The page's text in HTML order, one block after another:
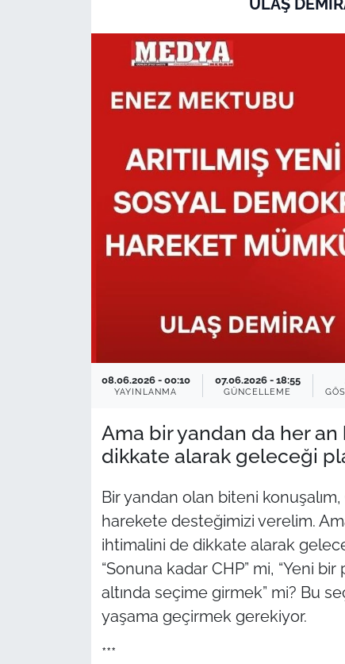
08.06.2026 - 00:10
YAYINLANMA
07.06.2026 - 18:55
GÜNCELLEME
Ama bir yandan da her an
dikkate alarak geleceği
Bir yandan olan biteni konuşalım,
harekete desteğimizi verelim.
ihtimalini de dikkate alarak
“Sonuna kadar CHP” mi, “Yeni
altında seçime girmek” mi? Bu
yaşama geçirmek gerekiyor.
***
KÜLTÜR SANAT
RESMİ İLAN
TEKİRDAĞ
Flaş Haber
Dış Haberler